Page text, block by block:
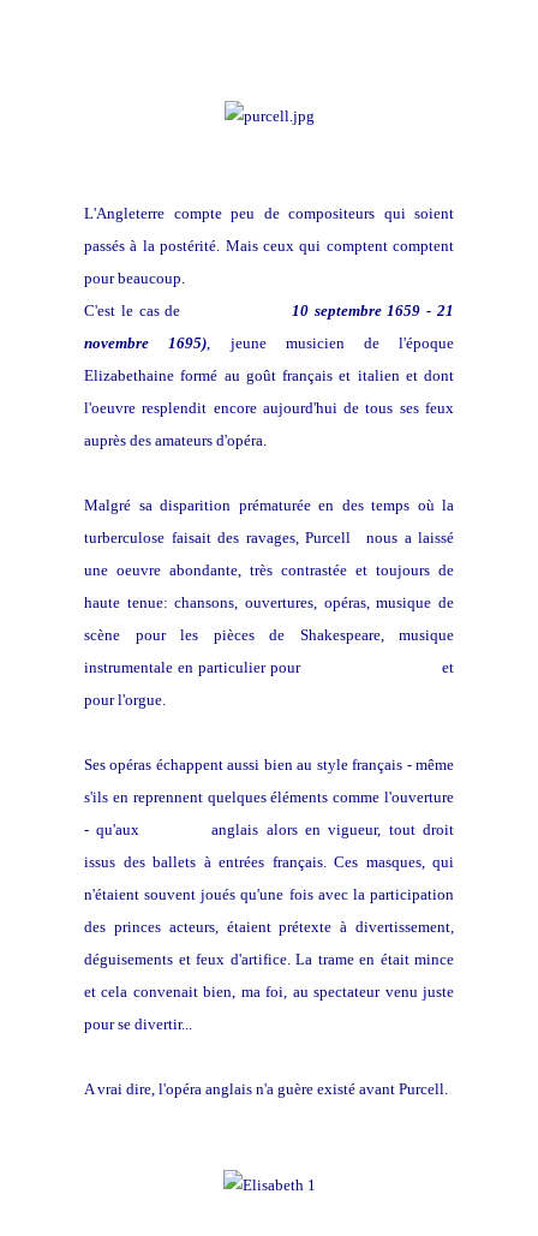
L'Angleterre compte peu de compositeurs qui soient
passés à la postérité. Mais ceux qui comptent comptent
pour beaucoup.
C'est le cas de
10 septembre 1659 - 21
novembre 1695)
jeune musicien de l'époque
Elizabethaine formé au goût français et italien et dont
l'oeuvre resplendit encore aujourd'hui de tous ses feux
auprès des amateurs d'opéra.
Malgré sa disparition prématurée en des temps où la
turberculose faisait des ravages, Purcell
nous a laissé
une oeuvre abondante, très contrastée et toujours de
haute tenue: chansons, ouvertures, opéras, musique de
scène pour les pièces de Shakespeare, musique
instrumentale en particulier pour
et
pour l'orgue.
Ses opéras échappent aussi bien au style français - même
s'ils en reprennent quelques éléments comme l'ouverture
- qu'aux
anglais alors en vigueur, tout droit
issus des ballets à entrées français. Ces masques, qui
n'étaient souvent joués qu'une fois avec la participation
des princes acteurs, étaient prétexte à divertissement,
déguisements et feux d'artifice. La trame en était mince
et cela convenait bien, ma foi, au spectateur venu juste
pour se divertir...
A vrai dire, l'opéra anglais n'a guère existé avant Purcell.